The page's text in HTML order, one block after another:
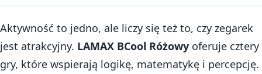
Aktywność to jedno, ale liczy się też to, czy zegarek
jest atrakcyjny. LAMAX BCool Różowy oferuje cztery
gry, które wspierają logikę, matematykę i percepcję.